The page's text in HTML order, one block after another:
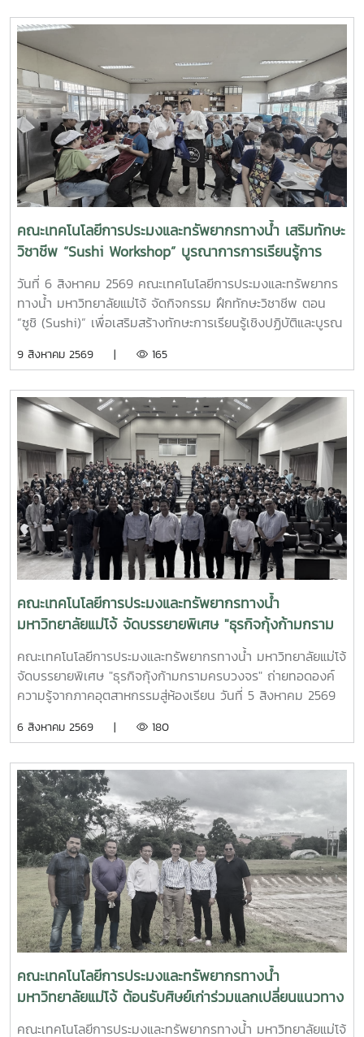
เกียรติคุณ ดร.เทพ พงษ์พานิช เป็นประธานในพิธีเปิด โดยมีผู้
บริหาร คณาจารย์ บุคลากร นักศึกษา และประชาคมแม่โจ้เข้าร่วม
กิจกรรมอย่างพร้อมเพรียง ท่ามกลางบรรยากาศแห่งความ
ศรัทธา ความอบอุ่น และความสามัคคีภายในงานมีการประกอบ
พิธีกรรมตามขนบประเพณีและกิจกรรมที่สะท้อนภูมิปัญญาและ
ศิลปวัฒนธรรมล้านนา เปิดโอกาสให้นักศึกษาและผู้เข้าร่วมงานได้
เรียนรู้คุณค่าของวัฒนธรรมผ่านประสบการณ์จริง พร้อมร่วมกัน
อนุรักษ์และถ่ายทอดมรดกทางวัฒนธรรมจากคนรุ่นหนึ่งสู่คนอีก
รุ่นหนึ่งการเข้าร่วมงานของ รองศาสตราจารย์ ดร.อภินันท์
สุวรรณรักษ์ ในครั้งนี้ ยังสะท้อนถึงการให้ความสำคัญกับการ
พัฒนานักศึกษาที่มิได้มุ่งเฉพาะความรู้และทักษะทางวิชาการ
เท่านั้น แต่ยังส่งเสริมการเรียนรู้ด้านศิลปวัฒนธรรม ความ
กตัญญู ความสามัคคี และความผูกพันต่อสถาบัน อันเป็นองค์
ประกอบสำคัญของการพัฒนาบัณฑิตอย่างรอบด้าน“บุญสิงห์
ไพร” จึงเป็นมากกว่างานประเพณี หากแต่เป็นพื้นที่แห่งการเชื่อม
โยงคนต่างรุ่น ถ่ายทอดภูมิปัญญาและคุณค่าจากอดีตสู่ปัจจุบัน
ไปOn 8 August 2026, Associate Professor Dr. Apinun
Technology and Aquatic Resources, Maejo University,
participated in the traditional “Boon Sing Phrai”
Ceremony, an important cultural event that reflects
the traditions, shared values, and distinctive spirit of
the Maejo University community.The opening
ceremony was presided over by **Professor Emeritus
Dr. Thep Phongparnich**, with university executives,
faculty members, staff, students, and members of the
Maejo community participating in the event. The
ceremony was held in an atmosphere of respect,
warmth, and unity, bringing together different
generations of the Maejo community through shared
cultural traditions.The event featured traditional
rituals and activities reflecting Lanna cultural heritage
and local wisdom, providing students and participants
with an opportunity to experience and appreciate
cultural traditions through active participation. The
ceremony also served as an important platform for
preserving and transmitting cultural heritage from one
generation to the next.The participation of Associate
Professor Dr. Apinun Suvarnaraksha also reflects the
Faculty’s commitment to student development beyond
academic and professional competencies. The Faculty
recognizes the importance of promoting cultural
awareness, gratitude, social responsibility, unity, and a
strong sense of connection to the university
community as essential elements of holistic student
development.The “Boon Sing Phrai” Ceremony is
therefore more than a traditional event. It serves as a
meaningful space connecting generations, transmitting
cultural wisdom and shared values from the past to
the present, and strengthening the enduring spirit and
identity of Maejo University for future generations.
คณะเทคโนโลยีการประมงและทรัพยากรทางน้ำ เสริมทักษะ
วิชาชีพ “Sushi Workshop” บูรณาการการเรียนรู้การ
แปรรูปผลิตภัณฑ์สัตว์น้ำกับประสบการณ์จากมือ
อาชีพ|Maejo University Fisheries Students Enhance
Professional Skills through “Sushi Workshop,”
Integrating Aquatic Product Processing with
Hands-on Learning from Industry Professionals
วันที่ 6 สิงหาคม 2569 คณะเทคโนโลยีการประมงและทรัพยากร
ทางน้ำ มหาวิทยาลัยแม่โจ้ จัดกิจกรรม ฝึกทักษะวิชาชีพ ตอน
“ซูชิ (Sushi)” เพื่อเสริมสร้างทักษะการเรียนรู้เชิงปฏิบัติและบูรณ
ผลิตอาหารที่สามารถนำไปประยุกต์ใช้ได้จริง โดยเปิดโอกาสให้
มีประสบการณ์ด้านการทำซูชิ โดยคณะฯได้รับเกียรติจากเชฟไข่
ณัฏฐชัย ธาดาธนทัต จาก Cook with Love Academy เป็น
วิทยากรสอนในบทปฏิบัติการ การทำซูชิ ในรายวิชาแปรรูป
ผลิตภัณฑ์ทางการประมงกิจกรรมมุ่งเน้นการเรียนรู้แบบ
Learning by Doing ตั้งแต่การเตรียมวัตถุดิบสัตว์น้ำ การเลือก
และจัดการวัตถุดิบอย่างเหมาะสม การเตรียมข้าวและส่วนประกอบ
เทคนิคการหั่นและขึ้นรูป การทำซูชิในรูปแบบต่าง ๆ ตลอดจนการ
จัดตกแต่งผลิตภัณฑ์ให้มีความสวยงามและน่ารับประทาน โดย
คำนึงถึง คุณภาพ ความสะอาด สุขลักษณะ และความปลอดภัย
ของอาหาร ควบคู่กับการสร้างมูลค่าเพิ่มให้แก่ผลิตภัณฑ์สัตว์น้ำ
การฝึกปฏิบัติร่วมกับวิทยากรมืออาชีพช่วยให้นักศึกษาได้เชื่อม
โยง องค์ความรู้ทางวิชาการกับเทคนิคและประสบการณ์จากการ
ทำงานจริง เข้าใจมาตรฐานและความต้องการของผู้บริโภค ตลอด
จนเรียนรู้แนวคิดด้านการพัฒนาผลิตภัณฑ์ การนำเสนออาหาร
และการสร้างมูลค่าทางการตลาด ซึ่งเป็นทักษะสำคัญสำหรับการ
ประกอบอาชีพในอุตสาหกรรมอาหารและธุรกิจที่เกี่ยวข้องกับ
สนุกสนานและการมีส่วนร่วม นักศึกษาได้ลงมือทำซูชิด้วยตนเอง
เสนอผลงานที่ได้จากการฝึกปฏิบัติ สะท้อนให้เห็นถึงการจัดการ
เรียนรู้ที่เปลี่ยน “ห้องเรียน” ให้เป็น “พื้นที่ฝึกประสบการณ์
วิชาชีพ” อย่างเป็นรูปธรรมกิจกรรมครั้งนี้เป็นอีกหนึ่งแนวทาง
ของคณะเทคโนโลยีการประมงและทรัพยากรทางน้ำในการ
พัฒนาการเรียนการสอนที่เชื่อมโยง วิชาการ – ทักษะวิชาชีพ –
ผู้เชี่ยวชาญ – การประกอบอาชีพ เพื่อให้นักศึกษาไม่เพียงมีความ
รู้ด้านทรัพยากรสัตว์น้ำ แต่ยังสามารถนำวัตถุดิบสัตว์น้ำมาต่อย
อด สร้างมูลค่าเพิ่ม และพัฒนาเป็นผลิตภัณฑ์ที่ตอบโจทย์ตลาด
และผู้บริโภคได้ในอนาคต“เรียนรู้จากมืออาชีพ ลงมือทำจริง ต่อย
อดสัตว์น้ำสู่ผลิตภัณฑ์มูลค่าสูง” อีกหนึ่งประสบการณ์การเรียนรู้ที่
เตรียมความพร้อมให้นักศึกษาก้าวจากห้องเรียนสู่โลกของการ
ทำงานและการเป็นผู้ประกอบการอย่างมั่นใจOn 6 August 2026,
the Faculty of Fisheries Technology and Aquatic
Resources, Maejo University, organized a professional
9 สิงหาคม 2569 | 165
คณะเทคโนโลยีการประมงและทรัพยากรทางน้ำ
มหาวิทยาลัยแม่โจ้ จัดบรรยายพิเศษ "ธุรกิจกุ้งก้ามกราม
ครบวงจร" ถ่ายทอดองค์ความรู้จากภาคอุตสาหกรรมสู่
ห้องเรียน|Maejo University Strengthens Industry–
Academia Collaboration through Special Lecture
on the Integrated Giant Freshwater Prawn Industry
คณะเทคโนโลยีการประมงและทรัพยากรทางน้ำ มหาวิทยาลัยแม่โจ้
จัดบรรยายพิเศษ "ธุรกิจกุ้งก้ามกรามครบวงจร" ถ่ายทอดองค์
ความรู้จากภาคอุตสาหกรรมสู่ห้องเรียน วันที่ 5 สิงหาคม 2569
จัดโครงการบรรยายพิเศษด้านการเพาะเลี้ยงสัตว์น้ำ ภายใต้หัวข้อ
องค์ความรู้และประสบการณ์จริงจากผู้เชี่ยวชาญในภาค
อุตสาหกรรมและผู้ประกอบการ ให้แก่นักศึกษาสาขาประมงและผู้
สนใจการบรรยายครั้งนี้ได้รับเกียรติจากวิทยากรผู้ทรงคุณวุฒิ 3
ท่าน ได้แก่คุณสยมพร เจริญรักษ์ ผู้จัดการทั่วไป บริษัท โกรเบส
ท์ คอร์ปอเรชั่น จำกัด บรรยายในหัวข้อ "ธุรกิจกุ้งก้ามกรามครบ
วงจร" เวลา 14.00–14.45 น. ถ่ายทอดแนวคิดการบริหารธุรกิจ
การพัฒนาห่วงโซ่อุปทาน และการสร้างมูลค่าเพิ่มให้กับ
อุตสาหกรรมกุ้งก้ามกรามคุณพัฒนจิตต์ สินเสมจันทร์ ผู้
ประกอบการเลี้ยงกุ้งก้ามกรามเชิงพาณิชย์ บรรยายในหัวข้อ
"การเลี้ยงกุ้งก้ามกรามเชิงพาณิชย์" เวลา 14.45–15.30 น.
ถ่ายทอดประสบการณ์ตรงในการจัดการฟาร์ม เทคนิคการผลิต
และแนวทางการสร้างความสำเร็จในธุรกิจการเพาะเลี้ยงนายกิตติ
พัฒน์ ศรีสมวงศ์ รองประธานชมรมผู้เลี้ยงกุ้งจังหวัดฉะเชิงเทรา
บรรยายในหัวข้อ "จุลินทรีย์กับการเลี้ยงกุ้ง" เวลา 15.30–16.15 น.
6 สิงหาคม 2569 | 180
คณะเทคโนโลยีการประมงและทรัพยากรทางน้ำ
มหาวิทยาลัยแม่โจ้ ต้อนรับศิษย์เก่าร่วมแลกเปลี่ยนแนวทาง
ความร่วมมือเพื่อพัฒนาคณะ|Maejo University’s
คณะเทคโนโลยีการประมงและทรัพยากรทางน้ำ มหาวิทยาลัยแม่โจ้